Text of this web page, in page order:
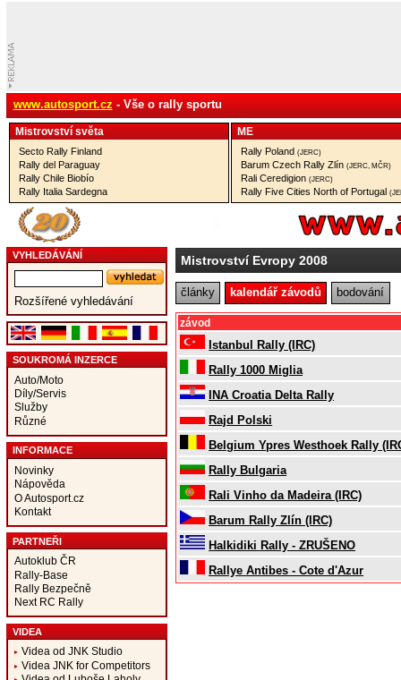
www.autosport.cz - Vše o rally sportu
Mistrovství­ světa
Secto Rally Finland
Rally del Paraguay
Rally Chile Biobío
Rally Italia Sardegna
ME
Rally Poland (JERC)
Barum Czech Rally Zlín (JERC, MČR)
Rali Ceredigion (JERC)
Rally Five Cities North of Portugal
VYHLEDÁVÁNÍ
Rozšířené vyhledávání
SOUKROMÁ INZERCE
Auto/Moto
Díly/Servis
Služby
Různé
INFORMACE
Novinky
Nápověda
O Autosport.cz
Kontakt
PARTNEŘI
Autoklub ČR
Rally-Base
Rally Bezpečně
Next RC Rally
VIDEA
Videa od JNK Studio
Videa JNK for Competitors
Mistrovství Evropy 2008
články kalendář závodů bodování
závod
Istanbul Rally (IRC)
Rally 1000 Miglia
INA Croatia Delta Rally
Rajd Polski
Belgium Ypres Westhoek Rally
Rally Bulgaria
Rali Vinho da Madeira (IRC)
Barum Rally Zlín (IRC)
Halkidiki Rally - ZRUŠENO
Rallye Antibes - Cote d'Azur